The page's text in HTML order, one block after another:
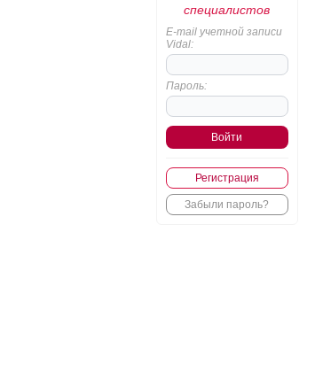
специалистов
E-mail учетной записи
Vidal:
Пароль:
Регистрация
Забыли пароль?